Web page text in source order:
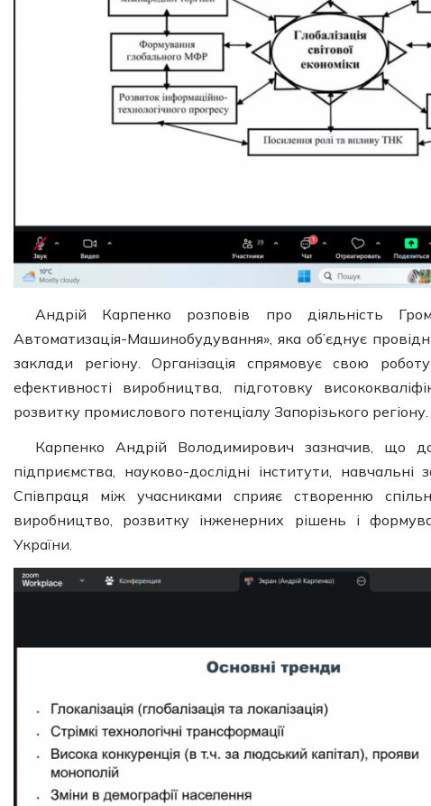
Андрій Карпенко розповів про діяльність
Автоматизація-Машинобудування», яка об’єднує
заклади регіону. Організація спрямовує свою
ефективності виробництва, підготовку
розвитку промислового потенціалу Запорізького регіону.
Карпенко Андрій Володимирович зазначив, що
підприємства, науково-дослідні інститути, навчальні
Співпраця між учасниками сприяє створенню
виробництво, розвитку інженерних рішень і
України.